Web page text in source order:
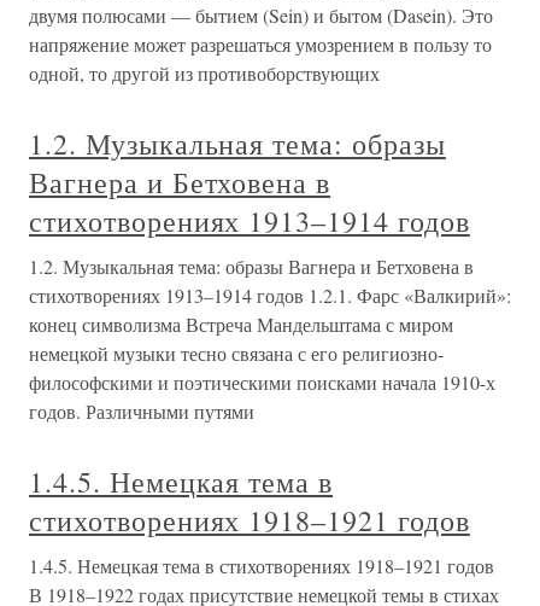
двумя полюсами — бытием (Sein) и бытом (Dasein). Это
напряжение может разрешаться умозрением в пользу то
одной, то другой из противоборствующих
1.2. Музыкальная тема: образы
Вагнера и Бетховена в
стихотворениях 1913–1914 годов
1.2. Музыкальная тема: образы Вагнера и Бетховена в
стихотворениях 1913–1914 годов 1.2.1. Фарс «Валкирий»:
конец символизма Встреча Мандельштама с миром
немецкой музыки тесно связана с его религиозно-
философскими и поэтическими поисками начала 1910-х
годов. Различными путями
1.4.5. Немецкая тема в
стихотворениях 1918–1921 годов
1.4.5. Немецкая тема в стихотворениях 1918–1921 годов
В 1918–1922 годах присутствие немецкой темы в стихах